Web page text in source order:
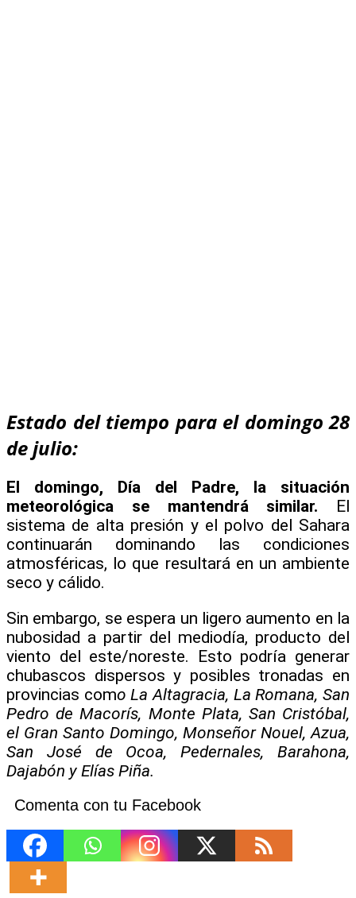
Estado del tiempo para el domingo 28
de julio:
El domingo, Día del Padre, la situación
meteorológica se mantendrá similar. El
sistema de alta presión y el polvo del Sahara
continuarán dominando las condiciones
atmosféricas, lo que resultará en un ambiente
seco y cálido.
Sin embargo, se espera un ligero aumento en la
nubosidad a partir del mediodía, producto del
viento del este/noreste. Esto podría generar
chubascos dispersos y posibles tronadas en
provincias como La Altagracia, La Romana, San
Pedro de Macorís, Monte Plata, San Cristóbal,
el Gran Santo Domingo, Monseñor Nouel, Azua,
San José de Ocoa, Pedernales, Barahona,
Dajabón y Elías Piña.
Comenta con tu Facebook